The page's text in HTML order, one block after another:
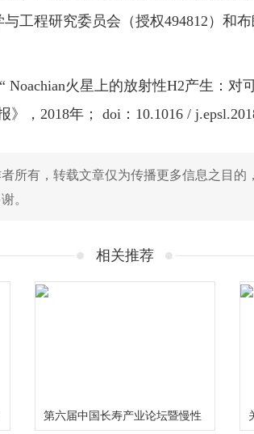
与工程研究委员会（授权494812）和
Noachian火星上的放射性H2产生：对
，2018年； doi：10.1016 /
所有，转载文章仅为传播更多信息之目的
。
相关推荐
第六届中国长寿产业论坛暨慢性